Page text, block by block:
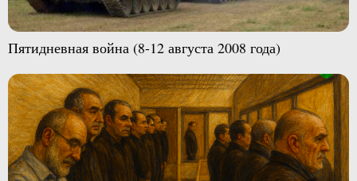
Пятидневная война (8-12 августа 2008 года)